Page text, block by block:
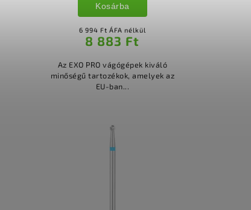
6 994 Ft ÁFA nélkül
8 883 Ft
Kosárba
Az EXO PRO vágógépek kiváló
minőségű tartozékok, amelyek az
EU-ban...